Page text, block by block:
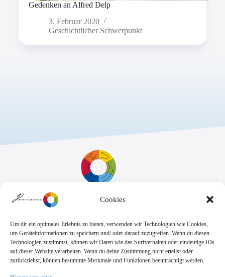
Cookies
Um dir ein optimales Erlebnis zu bieten, verwenden wir Technologien wie Cookies,
um Geräteinformationen zu speichern und/ oder darauf zuzugreifen. Wenn du diesen
Technologien zustimmst, können wir Daten wie das Surfverhalten oder eindeutige IDs
auf dieser Website verarbeiten. Wenn du deine Zustimmung nicht erteilst oder
zurückziehst, können bestimmte Merkmale und Funktionen beeinträchtigt werden.
Gedenken an Alfred Delp
3. Februar 2020
Geschichtlicher Schwerpunkt
Sekretariat:
Freitag: 7.45 Uhr bis 13.00 Uhr
E-Mail:
sekretariat@goethe.schule
Telefon
+49 6071 9888 0
Fax
+49 6071 9888 50